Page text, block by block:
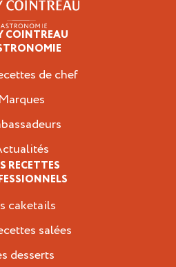
COINTREAU
de chef
Marques
RECETTES
caketails
salées
desserts